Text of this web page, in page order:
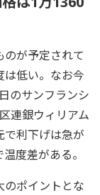
が予定されて
は低い。なお今
のサンフランシ
連銀ウィリアム
で利下げは急が
度差がある。
のポイントとな